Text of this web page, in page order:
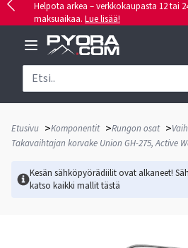
Helpota arkea – verkkokaupasta 12 tai
maksuaikaa. Lue lisää!
Etusivu >Komponentit >Rungon osat >
Takavaihtajan korvake Union GH-275, Active
Kesän sähköpyörädiilit ovat alkaneet!
katso kaikki mallittästä